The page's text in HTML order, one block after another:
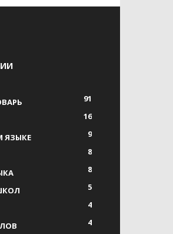
91
16
ЯЗЫКЕ
9
8
8
5
4
4